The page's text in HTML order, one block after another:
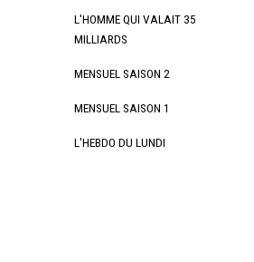
L'HOMME QUI VALAIT 35
MILLIARDS
MENSUEL SAISON 2
MENSUEL SAISON 1
L'HEBDO DU LUNDI